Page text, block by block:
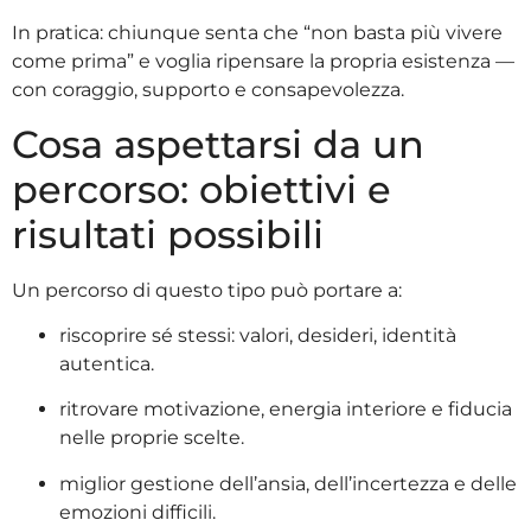
In pratica: chiunque senta che “non basta più vivere
come prima” e voglia ripensare la propria esistenza —
con coraggio, supporto e consapevolezza.
Cosa aspettarsi da un
percorso: obiettivi e
risultati possibili
Un percorso di questo tipo può portare a:
riscoprire sé stessi: valori, desideri, identità
autentica.
ritrovare motivazione, energia interiore e fiducia
nelle proprie scelte.
miglior gestione dell’ansia, dell’incertezza e delle
emozioni difficili.